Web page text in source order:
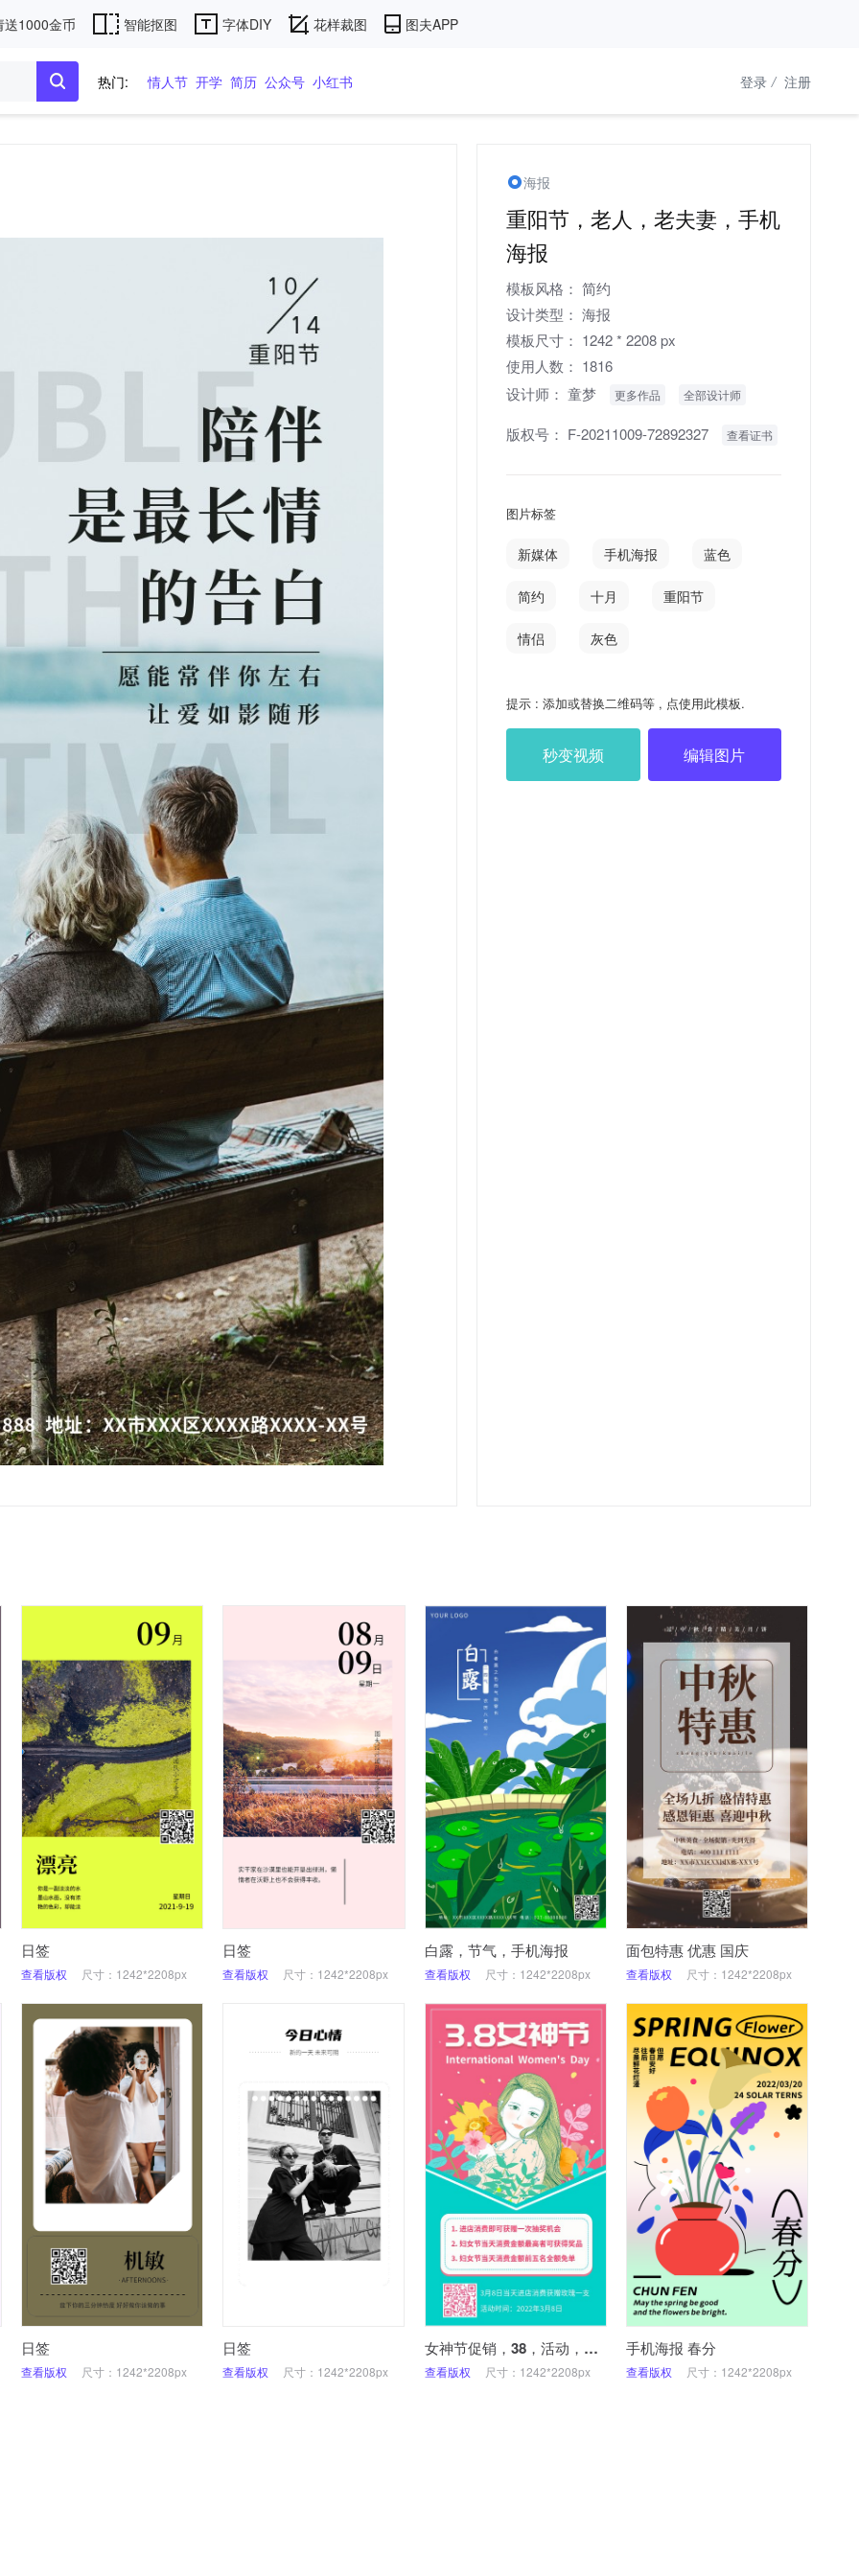
送1000金币 智能抠图 字体DIY 花样裁图 图夫APP
热门: 情人节 开学 简历 公众号 小红书 登录 / 注册
海报
重阳节，老人，老夫妻，手机
海报
模板风格： 简约
设计类型： 海报
模板尺寸： 1242 * 2208 px
使用人数： 1816
设计师： 童梦 更多作品 全部设计师
版权号： F-20211009-72892327 查看证书
图片标签
新媒体 手机海报 蓝色
简约 十月 重阳节
情侣 灰色
提示 : 添加或替换二维码等 , 点使用此模板.
秒变视频 编辑图片
日签
查看版权 尺寸：1242*2208px
日签
查看版权 尺寸：1242*2208px
白露，节气，手机海报
查看版权 尺寸：1242*2208px
面包特惠 优惠 国庆
查看版权 尺寸：1242*2208px
日签
查看版权 尺寸：1242*2208px
日签
查看版权 尺寸：1242*2208px
女神节促销，38，活动，妇女节，手机海报
查看版权 尺寸：1242*2208px
手机海报 春分
查看版权 尺寸：1242*2208px